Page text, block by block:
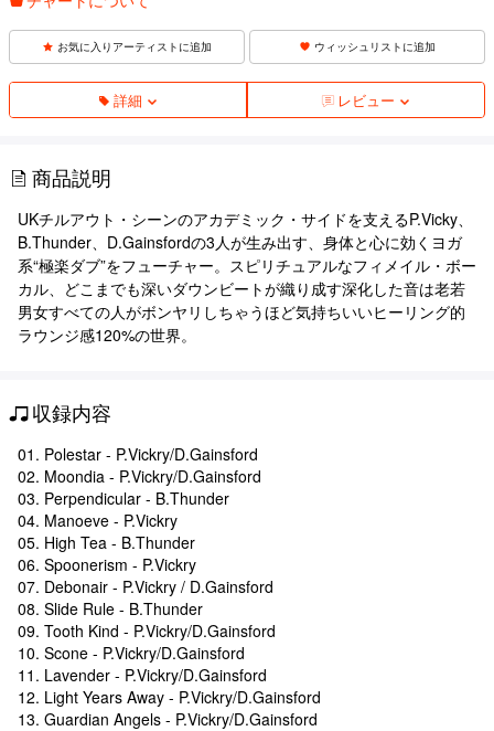
お気に入りアーティストに追加 ウィッシュリストに追加
詳細 レビュー
商品説明
UKチルアウト・シーンのアカデミック・サイドを支えるP.Vicky、
B.Thunder、D.Gainsfordの3人が生み出す、身体と心に効くヨガ
系“極楽ダブ”をフューチャー。スピリチュアルなフィメイル・ボー
カル、どこまでも深いダウンビートが織り成す深化した音は老若
男女すべての人がボンヤリしちゃうほど気持ちいいヒーリング的
ラウンジ感120%の世界。
収録内容
01. Polestar - P.Vickry/D.Gainsford
02. Moondia - P.Vickry/D.Gainsford
03. Perpendicular - B.Thunder
04. Manoeve - P.Vickry
05. High Tea - B.Thunder
06. Spoonerism - P.Vickry
07. Debonair - P.Vickry / D.Gainsford
08. Slide Rule - B.Thunder
09. Tooth Kind - P.Vickry/D.Gainsford
10. Scone - P.Vickry/D.Gainsford
11. Lavender - P.Vickry/D.Gainsford
12. Light Years Away - P.Vickry/D.Gainsford
13. Guardian Angels - P.Vickry/D.Gainsford